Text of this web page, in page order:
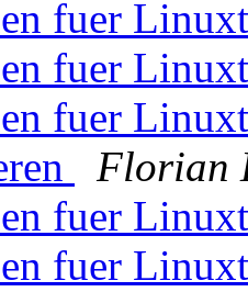
fuer
fuer
fuer
Florian
fuer
fuer